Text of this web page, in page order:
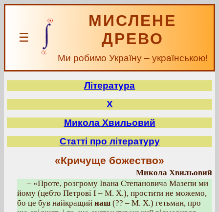
☰
МИСЛЕНЕ
ДРЕВО
Ми робимо Україну – українською!
Література
Х
Микола Хвильовий
Статті про літературу
«Кричуще божество»
Микола Хвильовий
– «Проте, розгрому Івана Степановича Мазепи ми
йому (цебто Петрові І – М. X.), простити не можемо,
бо це був найкращий наш (?? – М. X.) гетьман, про